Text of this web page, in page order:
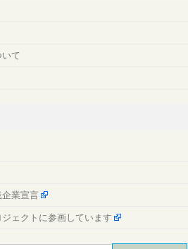
て
企業宣言
ェクトに参画しています